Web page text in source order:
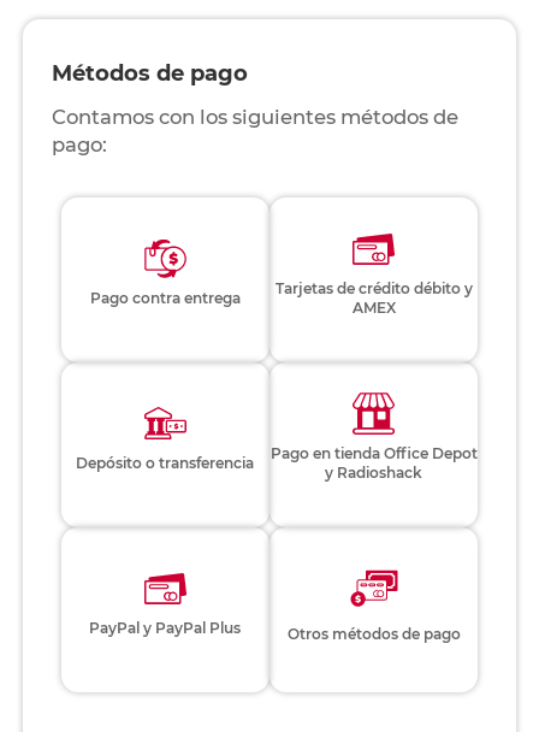
Métodos de pago
Contamos con los siguientes métodos de
pago:
Pago contra entrega
Tarjetas de crédito débito y
AMEX
Depósito o transferencia
Pago en tienda Office Depot
y Radioshack
PayPal y PayPal Plus Otros métodos de pago